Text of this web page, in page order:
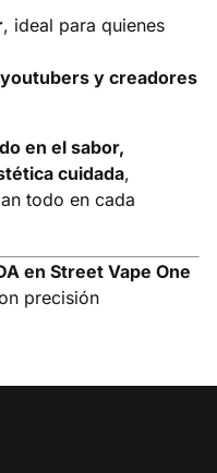
, ideal para quienes
y creadores
en el sabor,
cuidada,
todo en cada
en Street Vape One
precisión